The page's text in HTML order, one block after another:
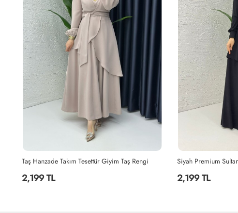
Taş Hanzade Takım Tesettür Giyim Taş Rengi
2,199 TL 2,199 TL